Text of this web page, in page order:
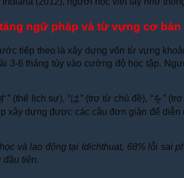
ngữ pháp và từ vựng cơ bản
tiếp theo là xây dựng vốn từ vựng
3-6 tháng tùy vào cường độ học tập.
” (thể lịch sự), “は ” (trợ từ chủ đề), “を ”
xây dựng được các câu đơn giản để
và lao động tại Idichthuat, 68% lỗi sai
đầu tiên.